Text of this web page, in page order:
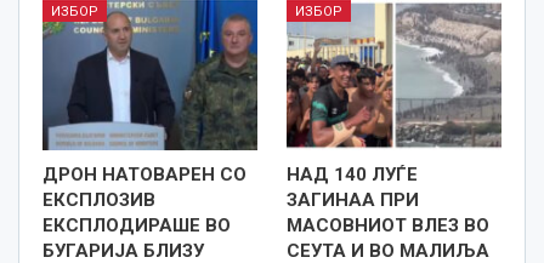
ИЗБОР
ДРОН НАТОВАРЕН СО
ЕКСПЛОЗИВ
ЕКСПЛОДИРАШЕ ВО
БУГАРИЈА БЛИЗУ
ИЗБОР
НАД 140 ЛУЃЕ
ЗАГИНАА ПРИ
МАСОВНИОТ ВЛЕЗ ВО
СЕУТА И ВО МАЛИЉА